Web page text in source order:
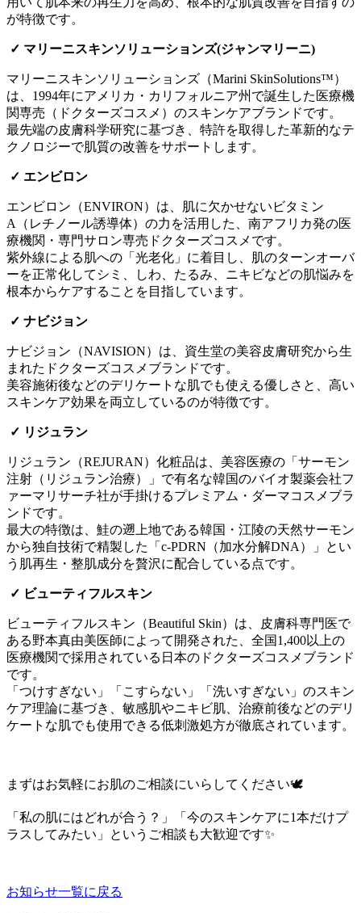
が特徴です。
✓ マリーニスキンソリューションズ(ジャンマリーニ)
マリーニスキンソリューションズ（Marini SkinSolutions™）
は、1994年にアメリカ・カリフォルニア州で誕生した医療機
関専売（ドクターズコスメ）のスキンケアブランドです。
最先端の皮膚科学研究に基づき、特許を取得した革新的なテ
クノロジーで肌質の改善をサポートします。
✓ エンビロン
エンビロン（ENVIRON）は、肌に欠かせないビタミン
A（レチノール誘導体）の力を活用した、南アフリカ発の医
療機関・専門サロン専売ドクターズコスメです。
紫外線による肌への「光老化」に着目し、肌のターンオーバ
ーを正常化してシミ、しわ、たるみ、ニキビなどの肌悩みを
根本からケアすることを目指しています。
✓ ナビジョン
ナビジョン（NAVISION）は、資生堂の美容皮膚研究から生
まれたドクターズコスメブランドです。
美容施術後などのデリケートな肌でも使える優しさと、高い
スキンケア効果を両立しているのが特徴です。
✓ リジュラン
リジュラン（REJURAN）化粧品は、美容医療の「サーモン
注射（リジュラン治療）」で有名な韓国のバイオ製薬会社フ
ァーマリサーチ社が手掛けるプレミアム・ダーマコスメブラ
ンドです。
最大の特徴は、鮭の遡上地である韓国・江陵の天然サーモン
から独自技術で精製した「c-PDRN（加水分解DNA）」とい
う肌再生・整肌成分を贅沢に配合している点です。
✓ ビューティフルスキン
ビューティフルスキン（Beautiful Skin）は、皮膚科専門医で
ある野本真由美医師によって開発された、全国1,400以上の
医療機関で採用されている日本のドクターズコスメブランド
です。
「つけすぎない」「こすらない」「洗いすぎない」のスキン
ケア理論に基づき、敏感肌やニキビ肌、治療前後などのデリ
ケートな肌でも使用できる低刺激処方が徹底されています。
まずはお気軽にお肌のご相談にいらしてください🕊️
「私の肌にはどれが合う？」「今のスキンケアに1本だけプ
ラスしてみたい」というご相談も大歓迎です✨
お知らせ一覧に戻る